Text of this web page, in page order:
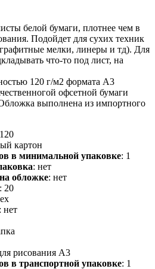
белой бумаги, плотнее чем в
Подойдет для сухих техник
мелки, линеры и тд). Для
что-то под лист, на
120 г/м2 формата А3
офсетной бумаги
выполнена из импортного
120
картон
в минимальной упаковке: 1
: нет
обложке: нет
: 20
: нет
рисования А3
в транспортной упаковке: 1